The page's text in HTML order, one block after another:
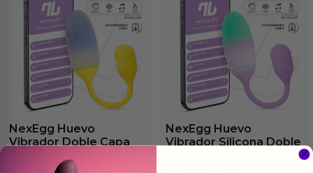
NexEgg Huevo
Vibrador Doble Capa
Amarillo/Púrpura
NexEgg Huevo
Vibrador Silicona Doble